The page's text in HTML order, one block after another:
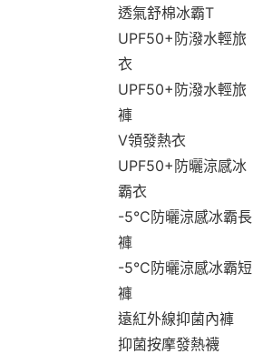
透氣舒棉冰霸T
UPF50+防潑水輕旅
衣
UPF50+防潑水輕旅
褲
V領發熱衣
UPF50+防曬涼感冰
霸衣
-5°C防曬涼感冰霸長
褲
-5°C防曬涼感冰霸短
褲
遠紅外線抑菌內褲
抑菌按摩發熱襪